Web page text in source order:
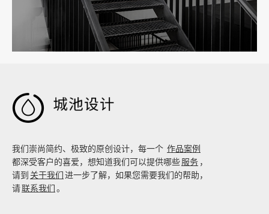
工厂短视频拍摄后，怎样放进官网帮助客户判断实力

我们崇尚简约、极致的原创设计，每一个 作品案例
都深受客户的喜爱，想知道我们可以提供哪些服务 ，
请到 关于我们进一步了解，如果您需要我们的帮助，
请联系我们。